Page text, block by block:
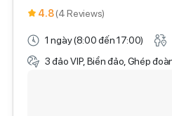
4.8(4 Reviews)
1 ngày (8:00 đến 17:00)
3 đảo VIP, Biển đảo, Ghép